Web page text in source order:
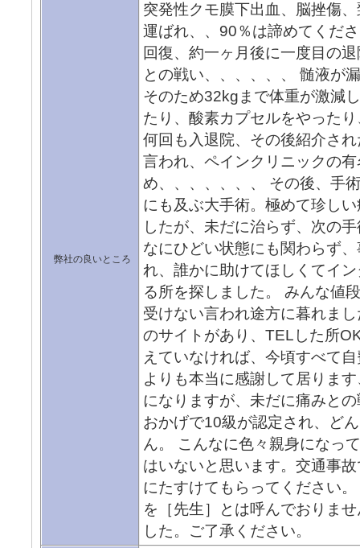
弊社の良いところ
突発性クモ膜下出血、脳挫傷
運ばれ、、90％は諦めてくだ
回復、約一ヶ月後に一度目の
との戦い、、、、、、 髄液が
そのため32kgまで体重が激減
たり、酸素カプセルをやった
何回も入退院、その後紹介さ
言われ、ペインクリニックの
め、、、、、、、 その後、手
にも及ぶ大手術。極めて珍し
したが、未だに治らず、次の
なにひどい状態にも関わらず
れ、誰かに助けてほしくてイ
る所を探しました。 みんな値
受けない言われ途方に暮れま
のサイトがあり、TELした所
えていなければ、今頃すべて
よりも本当に感謝して居りま
になりますが、未だに痛みと
おかげで10級が認定され、ど
ん。 こんなに色々親身になっ
はいないと思います。交通事
にたすけてもらってください
を［先生］とは呼んでおりま
した。ご了承ください。